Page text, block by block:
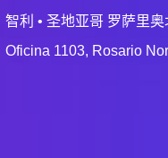
智利 • 圣地亚哥 罗萨里
Oficina 1103, Rosario